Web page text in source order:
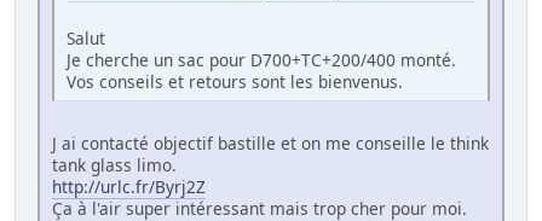
Salut
Je cherche un sac pour D700+TC+200/400 monté.
Vos conseils et retours sont les bienvenus.
J ai contacté objectif bastille et on me conseille le think
tank glass limo.
http://urlc.fr/Byrj2Z
Ça à l'air super intéressant mais trop cher pour moi.